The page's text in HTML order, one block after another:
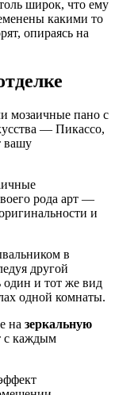
широк, что ему
какими то
опираясь на
мозаичные пано с
— Пикассо,
вашу
рода арт —
и
в
другой
один и тот же вид
одной комнаты.
на зеркальную
с каждым